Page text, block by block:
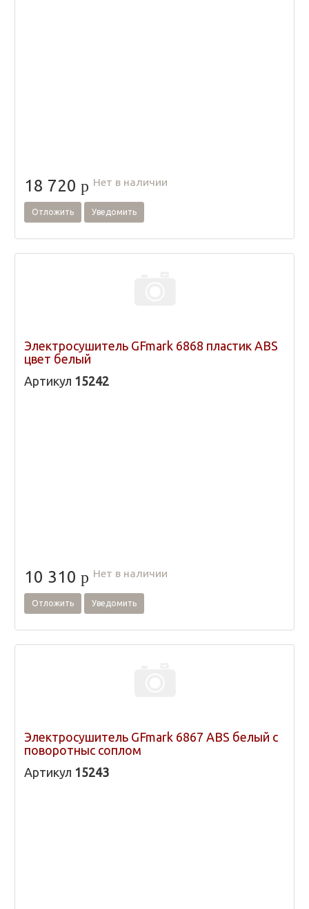
18 720 p Нет в наличии
Отложить Уведомить
Электросушитель GFmark 6868 пластик ABS
цвет белый
Артикул 15242
10 310 p Нет в наличии
Отложить Уведомить
Электросушитель GFmark 6867 ABS белый с
поворотныс соплом
Артикул 15243